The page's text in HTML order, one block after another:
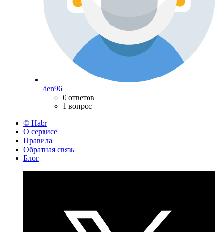
den96
0 ответов
1 вопрос
© Habr
О сервисе
Правила
Обратная связь
Блог